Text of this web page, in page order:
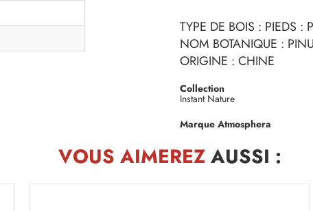
TYPE DE BOIS : PIEDS :
NOM BOTANIQUE :
ORIGINE : CHINE
Collection
Instant Nature
Marque Atmosphera
VOUS AIMEREZAUSSI :